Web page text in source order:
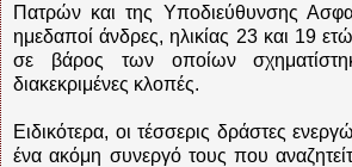
Πατρών και της Υποδιεύθυνσης
ημεδαποί άνδρες, ηλικίας 23 και 19
σε βάρος των οποίων
διακεκριμένες κλοπές.
Ειδικότερα, οι τέσσερις δράστες
ένα ακόμη συνεργό τους που